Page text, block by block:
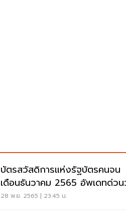
บัตรสวัสดิการแห่งรัฐบัตรคนจน
เดือนธันวาคม 2565 อัพเดทด่วน
โอนเงินเข้า
28 พ.ย. 2565 | 23:45 น.